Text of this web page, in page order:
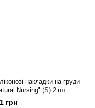
накладки на груди
Nursing" (S) 2 шт.
грн